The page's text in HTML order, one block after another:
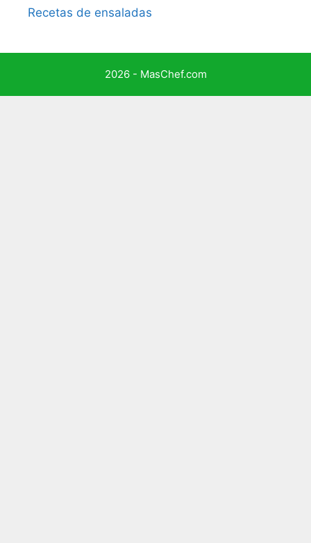
Recetas de ensaladas
2026 - MasChef.com